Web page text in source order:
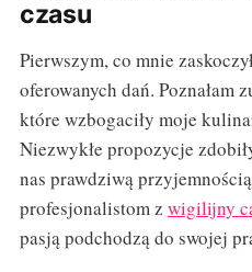
czasu
Pierwszym, co mnie
oferowanych dań. Poznałam
które wzbogaciły moje
Niezwykłe propozycje
nas prawdziwą
profesjonalistom z wigilijny
pasją podchodzą do swojej